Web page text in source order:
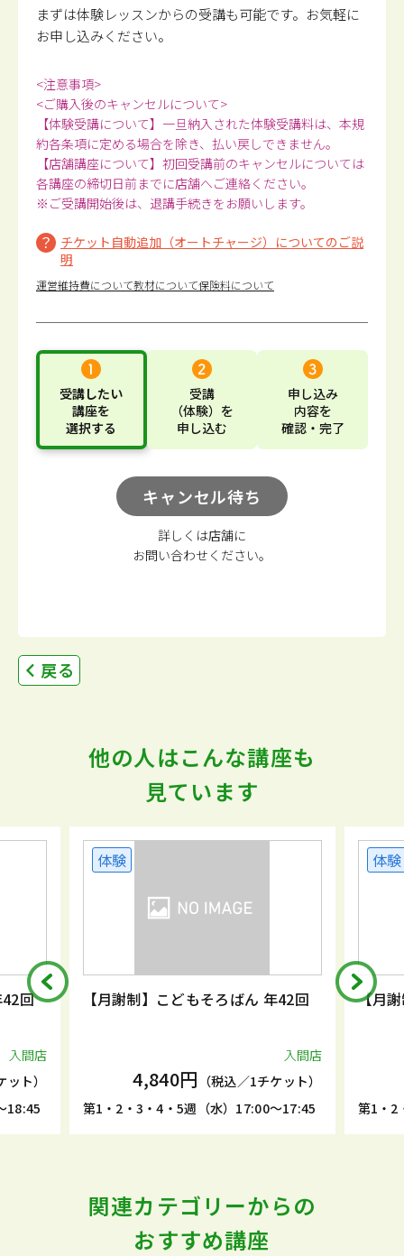
まずは体験レッスンからの受講も可能です。 お気軽に
お申し込みください。
<注意事項>
<ご購入後のキャンセルについて>
【体験受講について】一旦納入された体験受講料は、本規
約各条項に定める場合を除き、払い戻しできません。
【店舗講座について】初回受講前のキャンセルについては
各講座の締切日前までに店舗へご連絡ください。
※ご受講開始後は、退講手続きをお願いします。
チケット自動追加（オートチャージ）についてのご説
明
運営維持費について教材について保険料について
受講したい
講座を
選択する
受講
（体験） を
申し込む
申し込み
内容を
確認・完了
キャンセル待ち
詳しくは店舗に
お問い合わせください。
戻る
他の人はこんな講座も
見ています
回
入間店
ト）
18:45
体験
【月謝制】こどもそろばん 年42回
入間店
4,840円 （税込／1チケット）
第1・2・3・4・5週（水）17:00～17:45
体験
【月
第1・2
関連カテゴリーからの
おすすめ講座